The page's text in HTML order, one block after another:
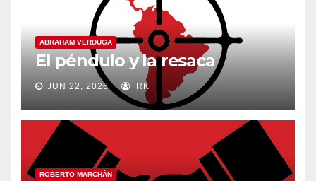
ABRAHAM VERDUGA
El péndulo y la resaca
JUN 22, 2026 RK
ROBERTO MARCHÁN